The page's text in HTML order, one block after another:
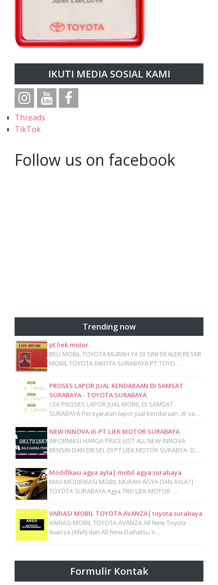
IKUTI MEDIA SOSIAL KAMI
Threads
TikTok
Follow us on facebook
Trending now
pt liek motor
BELI MOBIL TOYOTA MURAH YA DI SINI DEALER RESMI
MOBIL TOYOTA DIKOTA SURABAYA PT TOYO…
PROSES LAPOR JUAL KENDARAAN DI SAMSAT
SURABAYA - TOYOTA SURABAYA
CEK PROSES LAPOR JUAL MOBIL DI SAMSAT
SURABAYA Persyaratan lapor jual kendaraan..di sa…
NEW INNOVA di PT LIEK MOTOR SURABAYA
INFORMASI HARGA PRICE LIST ALL NEW INNOVA
BENSIN DAN DIESEL DI PT LIEK MOTOR SURABYA- D…
Modifikasi agya ayla| mobil agya surabaya
MAU MODIFIKASI MOBIL MURAH AGYA DAN AYLA?|
TOYOTA SURABAYA Agya TRD LIEK MOTOR …
VARIASI MOBIL TOYOTA AVANZA| toyota surabaya
VARIASI MOBIL TOYOTA AVANZA All New Toyota
Avanza (ANA) dan All New Daihatsu X…
Formulir Kontak